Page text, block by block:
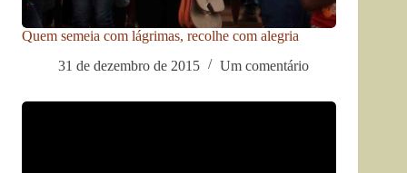
Quem semeia com lágrimas, recolhe com alegria
31 de dezembro de 2015
Um comentário